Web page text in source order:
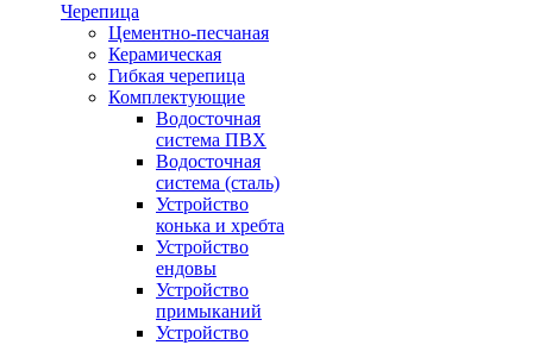
Черепица
Цементно-песчаная
Керамическая
Гибкая черепица
Комплектующие
Водосточная
система ПВХ
Водосточная
система (сталь)
Устройство
конька и хребта
Устройство
ендовы
Устройство
примыканий
Устройство